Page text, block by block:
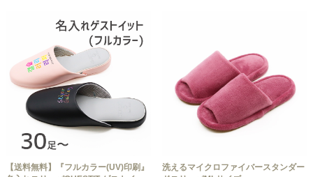
【送料無料】『フルカラー(UV)印刷』
洗えるマイクロファイバースタンダー